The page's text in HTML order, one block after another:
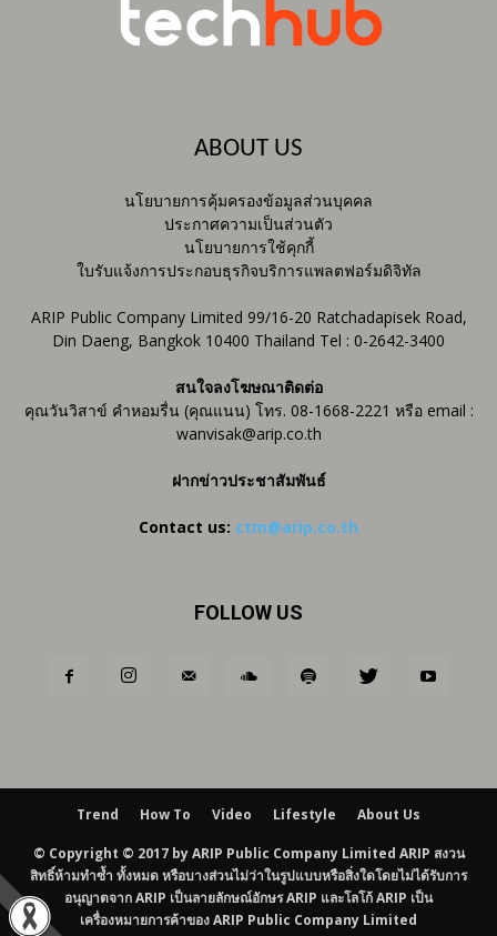
ABOUT US
นโยบายการคุ้มครองข้อมูลส่วนบุคคล
ประกาศความเป็นส่วนตัว
นโยบายการใช้คุกกี้
ใบรับแจ้งการประกอบธุรกิจบริการแพลตฟอร์มดิจิทัล
ARIP Public Company Limited 99/16-20 Ratchadapisek Road,
Din Daeng, Bangkok 10400 Thailand Tel : 0-2642-3400
สนใจลงโฆษณาติดต่อ
คุณวันวิสาข์ คำหอมรื่น (คุณแนน) โทร. 08-1668-2221 หรือ email :
wanvisak@arip.co.th
ฝากข่าวประชาสัมพันธ์
Contact us: ctm@arip.co.th
FOLLOW US
Trend How To Video Lifestyle About Us
© Copyright © 2017 by ARIP Public Company Limited ARIP สงวน
สิทธิ์ห้ามทำซ้ำ ทั้งหมด หรือบางส่วนไม่ว่าในรูปแบบหรือสิ่งใดโดยไม่ได้รับการ
อนุญาตจาก ARIP เป็นลายลักษณ์อักษร ARIP และโลโก้ ARIP เป็น
เครื่องหมายการค้าของ ARIP Public Company Limited